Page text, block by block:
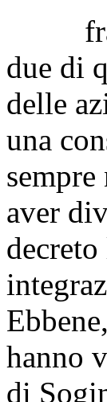
fra
due di
delle
una
aver
hanno
di